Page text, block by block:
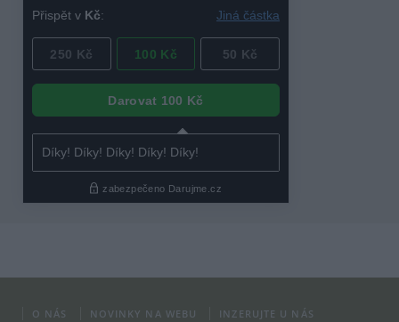
O NÁS NOVINKY NA WEBU
INZERUJTE U NÁS